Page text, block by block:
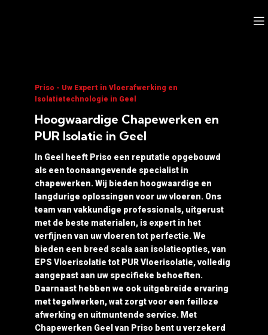
Priso - Uw Expert in Vloerafwerking en
Isolatietechnologie in Geel
Hoogwaardige Chapewerken en
PUR Isolatie in Geel
In Geel heeft Priso een reputatie opgebouwd
als een toonaangevende specialist in
chapewerken. Wij bieden hoogwaardige en
langdurige oplossingen voor uw vloeren. Ons
team van vakkundige professionals, uitgerust
met de beste materialen, is expert in het
verfijnen van uw vloeren tot perfectie. We
bieden een breed scala aan isolatieopties, van
EPS Vloerisolatie tot PUR Vloerisolatie, volledig
aangepast aan uw specifieke behoeften.
Daarnaast hebben we ook uitgebreide ervaring
met tegelwerken, wat zorgt voor een feilloze
afwerking en uitmuntende service. Met
Chapewerken Geel van Priso bent u verzekerd